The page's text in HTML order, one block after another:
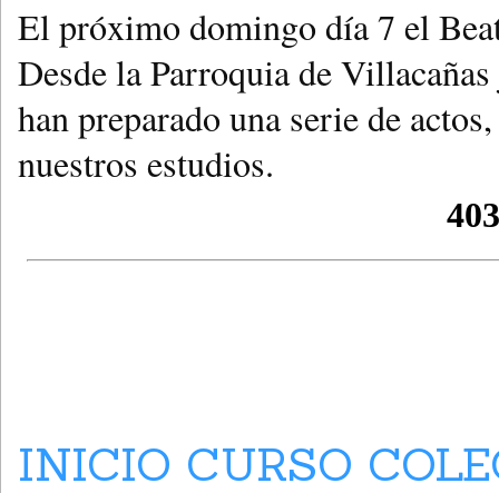
El próximo domingo día 7 el
Desde la Parroquia de
han preparado una serie de
nuestros estudios.
INICIO CURSO